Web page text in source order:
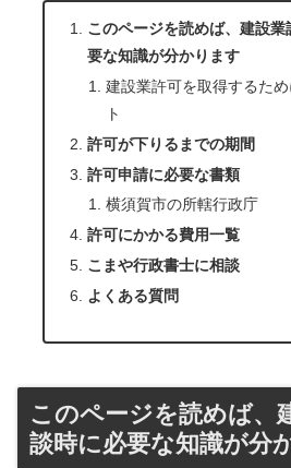
このページを読めば、建設
要な知識が分かります
建設業許可を取得するた
ト
許可が下りるまでの期間
許可申請に必要な書類
横須賀市の所轄行政庁
許可にかかる費用一覧
こまや行政書士に相談
よくある質問
このページを読めば、
談時に必要な知識が分